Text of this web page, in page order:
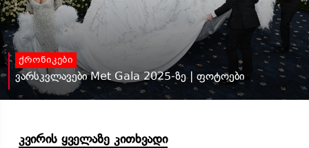
ქრონიკები
ვარსკვლავები Met Gala 2025-ზე | ფოტოები
კვირის ყველაზე კითხვადი